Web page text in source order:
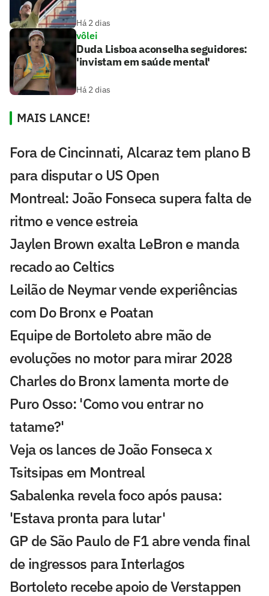
Há 2 dias
vôlei
Duda Lisboa aconselha seguidores:
'invistam em saúde mental'
Há 2 dias
MAIS LANCE!
Fora de Cincinnati, Alcaraz tem plano B
para disputar o US Open
Montreal: João Fonseca supera falta de
ritmo e vence estreia
Jaylen Brown exalta LeBron e manda
recado ao Celtics
Leilão de Neymar vende experiências
com Do Bronx e Poatan
Equipe de Bortoleto abre mão de
evoluções no motor para mirar 2028
Charles do Bronx lamenta morte de
Puro Osso: 'Como vou entrar no
tatame?'
Veja os lances de João Fonseca x
Tsitsipas em Montreal
Sabalenka revela foco após pausa:
'Estava pronta para lutar'
GP de São Paulo de F1 abre venda final
de ingressos para Interlagos
Bortoleto recebe apoio de Verstappen